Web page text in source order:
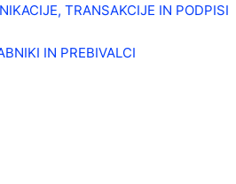
TRANSAKCIJE IN PODPISI
IN PREBIVALCI